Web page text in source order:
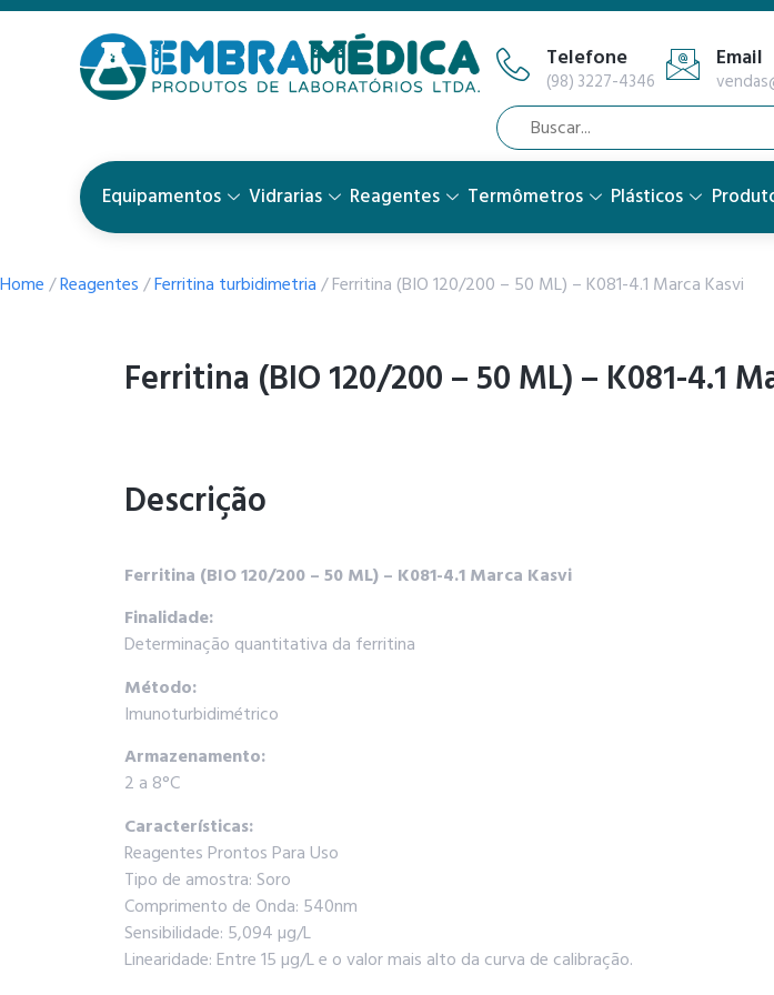
Telefone
(98) 3227-4346
Email
Equipamentos Vidrarias Reagentes Termômetros Plásticos
Home/Reagentes/Ferritina turbidimetria/ Ferritina (BIO 120/200 – 50 ML) – K081-4.1 Marca Kasvi
Ferritina (BIO 120/200 – 50 ML) – K081-4.1
Descrição
Ferritina (BIO 120/200 – 50 ML) – K081-4.1 Marca Kasvi
Finalidade:
Determinação quantitativa da ferritina
Método:
Imunoturbidimétrico
Armazenamento:
2 a 8°C
Características:
Reagentes Prontos Para Uso
Tipo de amostra: Soro
Comprimento de Onda: 540nm
Sensibilidade: 5,094 µg/L
Linearidade: Entre 15 µg/L e o valor mais alto da curva de calibração.